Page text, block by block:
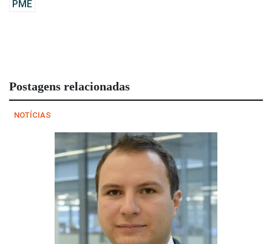
PME
Postagens relacionadas
NOTÍCIAS